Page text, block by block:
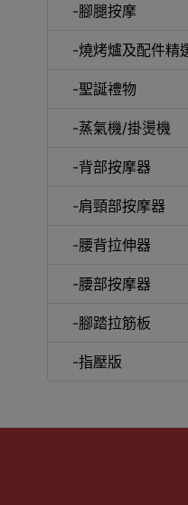
-腳腿按摩
-燒烤爐及配件精
-聖誕禮物
-蒸氣機/掛燙機
-背部按摩器
-肩頸部按摩器
-腰背拉伸器
-腰部按摩器
-腳踏拉筋板
-指壓版